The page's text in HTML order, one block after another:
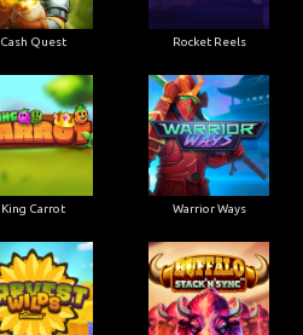
Cash Quest Rocket Reels
King Carrot Warrior Ways